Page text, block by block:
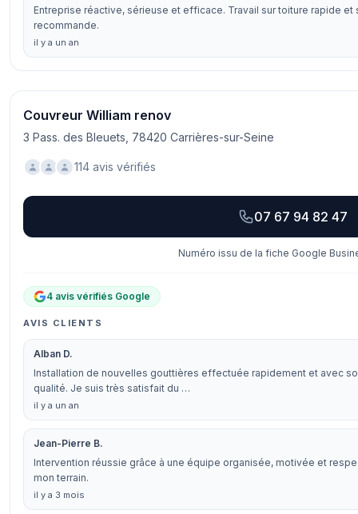
Entreprise réactive, sérieuse et efficace. Travail sur toiture rapide
recommande.
il y a un an
Couvreur William renov
3 Pass. des Bleuets, 78420 Carrières-sur-Seine
114 avis vérifiés
07 67 94 82 47
Numéro issu de la fiche Google
4 avis vérifiés Google
AVIS CLIENTS
Alban D.
Installation de nouvelles gouttières effectuée rapidement et avec
qualité. Je suis très satisfait du …
il y a un an
Jean-Pierre B.
Intervention réussie grâce à une équipe organisée, motivée et
mon terrain.
il y a 3 mois